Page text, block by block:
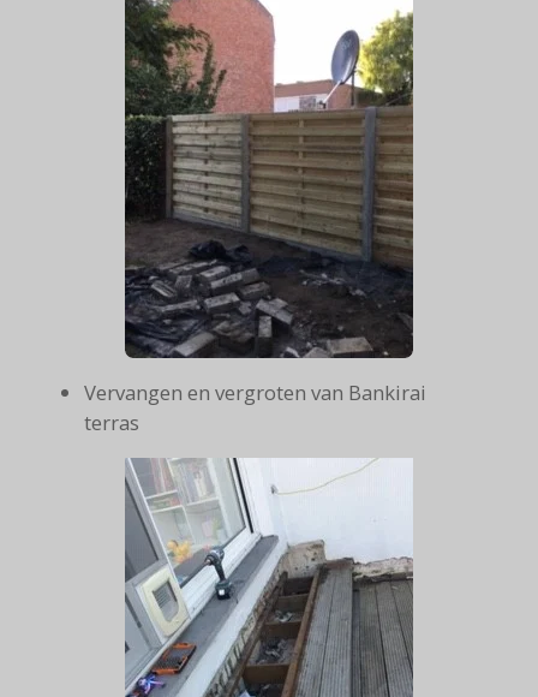
Vervangen en vergroten van Bankirai
terras